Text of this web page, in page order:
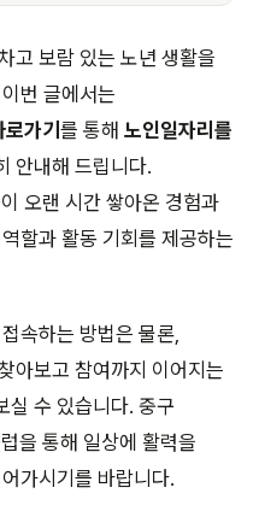
고 보람 있는 노년 생활을
번 글에서는
가기 를 통해 노인일자리를
안내해 드립니다.
오랜 시간 쌓아온 경험과
할과 활동 기회를 제공하는
속하는 방법은 물론,
아보고 참여까지 이어지는
실 수 있습니다. 중구
을 통해 일상에 활력을
가시기를 바랍니다.